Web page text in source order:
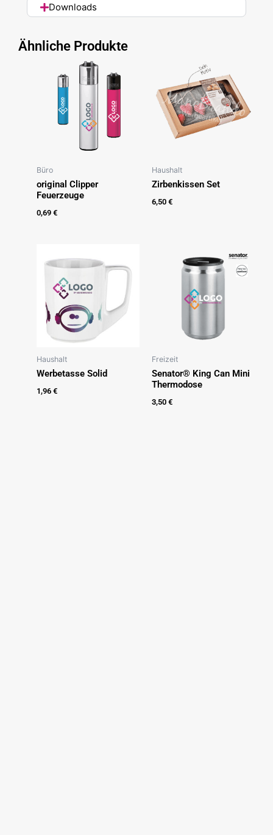
Downloads
Ähnliche Produkte
Büro
original Clipper
Feuerzeuge
0,69 €
Haushalt
Zirbenkissen Set
6,50 €
Haushalt
Werbetasse Solid
1,96 €
Freizeit
Senator® King Can Mini
Thermodose
3,50 €